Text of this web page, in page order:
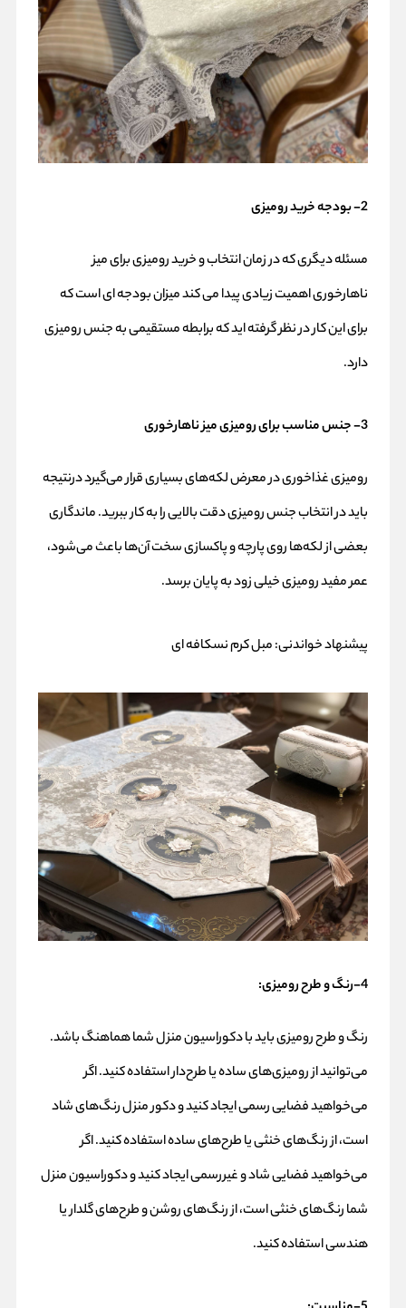
2- بودجه خرید رومیزی
مسئله دیگری که در زمان انتخاب و خرید رومیزی برای میز
ناهارخوری اهمیت زیادی پیدا می کند میزان بودجه ای است که
برای این کار در نظر گرفته اید که برابطه مستقیمی به جنس رومیزی
دارد.
3- جنس مناسب برای رومیزی میز ناهارخوری
رومیزی غذاخوری در معرض لکه‌های بسیاری قرار می‌گیرد درنتیجه
باید در انتخاب جنس رومیزی دقت بالایی را به کار ببرید. ماندگاری
بعضی از لکه‌ها روی پارچه و پاکسازی سخت آن‌ها باعث می‌شود،
عمر مفید رومیزی خیلی زود به پایان برسد.
پیشنهاد خواندنی:مبل کرم نسکافه ای
4-رنگ و طرح رومیزی:
رنگ و طرح رومیزی باید با دکوراسیون منزل شما هماهنگ باشد.
می‌توانید از رومیزی‌های ساده یا طرح‌دار استفاده کنید. اگر
می‌خواهید فضایی رسمی ایجاد کنید و دکور منزل رنگ‌های شاد
است، از رنگ‌های خنثی یا طرح‌های ساده استفاده کنید. اگر
می‌خواهید فضایی شاد و غیررسمی ایجاد کنید و دکوراسیون منزل
شما رنگ‌های خنثی است، از رنگ‌های روشن و طرح‌های گلدار یا
هندسی استفاده کنید.